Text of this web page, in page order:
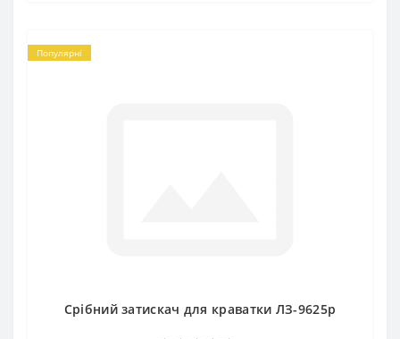
Популярні
Срібний затискач для краватки ЛЗ-9625р